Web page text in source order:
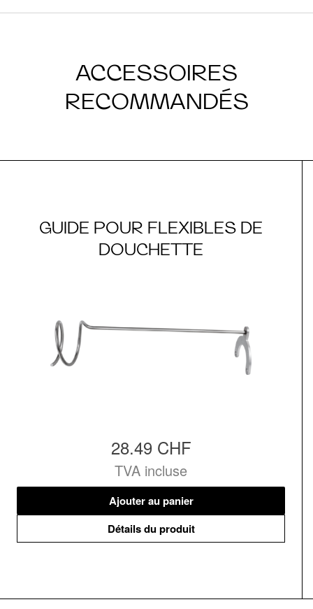
ACCESSOIRES
RECOMMANDÉS
GUIDE POUR FLEXIBLES DE
DOUCHETTE
28.49 CHF
TVA incluse
Ajouter au panier
Détails du produit